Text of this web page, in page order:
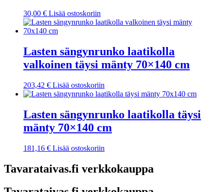
30,00 € Lisää ostoskoriin
Lasten sängynrunko laatikolla
valkoinen täysi mänty 70×140 cm
203,42 € Lisää ostoskoriin
Lasten sängynrunko laatikolla täysi
mänty 70×140 cm
181,16 € Lisää ostoskoriin
Tavarataivas.fi verkkokauppa